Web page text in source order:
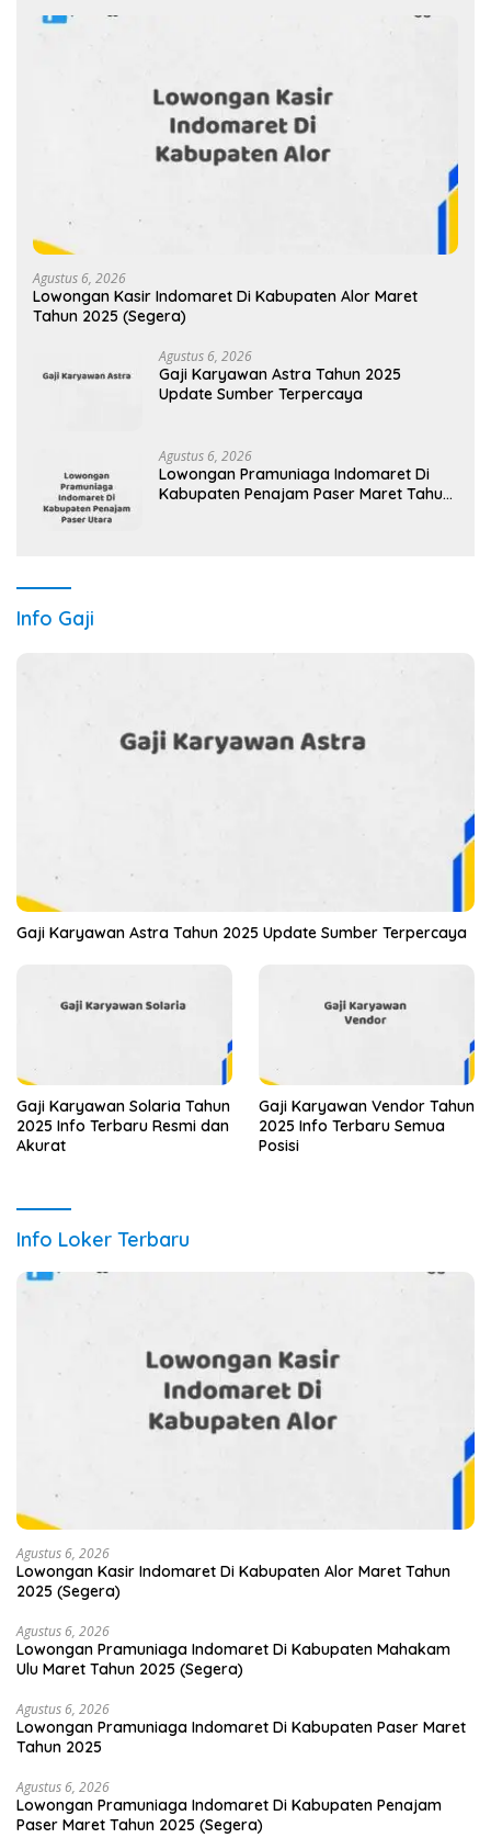
Agustus 6, 2026
Lowongan Kasir Indomaret Di Kabupaten Alor Maret
Tahun 2025 (Segera)
Agustus 6, 2026
Gaji Karyawan Astra Tahun 2025
Update Sumber Terpercaya
Agustus 6, 2026
Lowongan Pramuniaga Indomaret Di
Kabupaten Penajam Paser Maret Tahun
Info Gaji
Gaji Karyawan Astra Tahun 2025 Update Sumber Terpercaya
Gaji Karyawan Solaria Tahun
2025 Info Terbaru Resmi dan
Akurat
Gaji Karyawan Vendor Tahun
2025 Info Terbaru Semua
Posisi
Info Loker Terbaru
Agustus 6, 2026
Lowongan Kasir Indomaret Di Kabupaten Alor Maret Tahun
2025 (Segera)
Agustus 6, 2026
Lowongan Pramuniaga Indomaret Di Kabupaten Mahakam
Ulu Maret Tahun 2025 (Segera)
Agustus 6, 2026
Lowongan Pramuniaga Indomaret Di Kabupaten Paser Maret
Tahun 2025
Agustus 6, 2026
Lowongan Pramuniaga Indomaret Di Kabupaten Penajam
Paser Maret Tahun 2025 (Segera)